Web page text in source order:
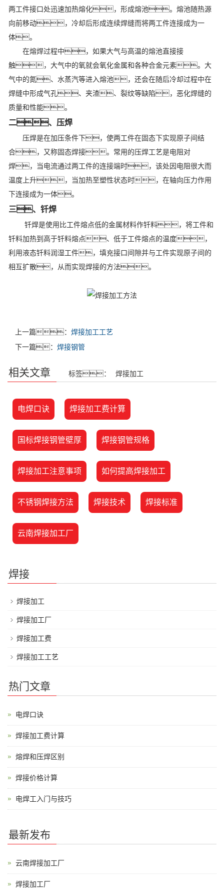
两工件接口处迅速加热熔化，形成熔池。熔池随热源
向前移动，冷却后形成连续焊缝而将两工件连接成为一
体。
在熔焊过程中，如果大气与高温的熔池直接接
触，大气中的氧就会氧化金属和各种合金元素。大
气中的氮、水蒸汽等进入熔池，还会在随后冷却过程中在
焊缝中形成气孔、夹渣、裂纹等缺陷，恶化焊缝的
质量和性能。
二、压焊
压焊是在加压条件下，使两工件在固态下实现原子间结
合，又称固态焊接。常用的压焊工艺是电阻对
焊，当电流通过两工件的连接端时，该处因电阻很大而
温度上升，当加热至塑性状态时，在轴向压力作用
下连接成为一体。
三、钎焊
钎焊是使用比工件熔点低的金属材料作钎料，将工件和
钎料加热到高于钎料熔点、低于工件熔点的温度，
利用液态钎料润湿工件，填充接口间隙并与工件实现原子间的
相互扩散，从而实现焊接的方法。
上一篇： 焊接加工工艺
下一篇： 焊接钢管
相关文章 标签： 焊接加工
电焊口诀 焊接加工费计算
国标焊接钢管壁厚 焊接钢管规格
焊接加工注意事项 如何提高焊接加工
不锈钢焊接方法 焊接技术 焊接标准
云南焊接加工厂
焊接
焊接加工
焊接加工厂
焊接加工费
焊接加工工艺
热门文章
电焊口诀
焊接加工费计算
熔焊和压焊区别
焊接价格计算
电焊工入门与技巧
最新发布
云南焊接加工厂
焊接加工厂